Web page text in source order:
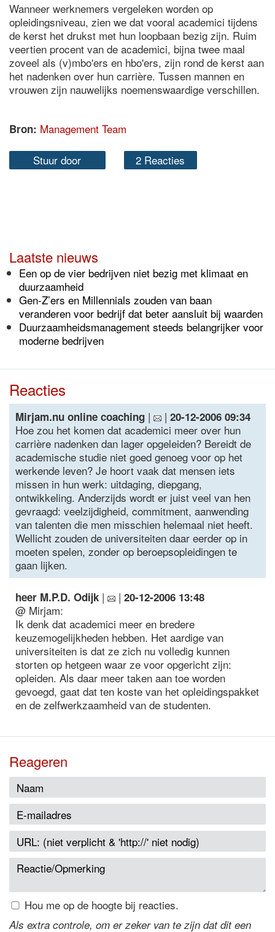
Wanneer werknemers vergeleken worden op
opleidingsniveau, zien we dat vooral academici tijdens
de kerst het drukst met hun loopbaan bezig zijn. Ruim
veertien procent van de academici, bijna twee maal
zoveel als (v)mbo'ers en hbo'ers, zijn rond de kerst aan
het nadenken over hun carrière. Tussen mannen en
vrouwen zijn nauwelijks noemenswaardige verschillen.
Bron: Management Team
Stuur door 2 Reacties
Laatste nieuws
Een op de vier bedrijven niet bezig met klimaat en
duurzaamheid
Gen-Z’ers en Millennials zouden van baan
veranderen voor bedrijf dat beter aansluit bij waarden
Duurzaamheidsmanagement steeds belangrijker voor
moderne bedrijven
Reacties
Mirjam.nu online coaching | | 20-12-2006 09:34
Hoe zou het komen dat academici meer over hun
carrière nadenken dan lager opgeleiden? Bereidt de
academische studie niet goed genoeg voor op het
werkende leven? Je hoort vaak dat mensen iets
missen in hun werk: uitdaging, diepgang,
ontwikkeling. Anderzijds wordt er juist veel van hen
gevraagd: veelzijdigheid, commitment, aanwending
van talenten die men misschien helemaal niet heeft.
Wellicht zouden de universiteiten daar eerder op in
moeten spelen, zonder op beroepsopleidingen te
gaan lijken.
heer M.P.D. Odijk | | 20-12-2006 13:48
@ Mirjam:
Ik denk dat academici meer en bredere
keuzemogelijkheden hebben. Het aardige van
universiteiten is dat ze zich nu volledig kunnen
storten op hetgeen waar ze voor opgericht zijn:
opleiden. Als daar meer taken aan toe worden
gevoegd, gaat dat ten koste van het opleidingspakket
en de zelfwerkzaamheid van de studenten.
Reageren
Hou me op de hoogte bij reacties.
Als extra controle, om er zeker van te zijn dat dit een